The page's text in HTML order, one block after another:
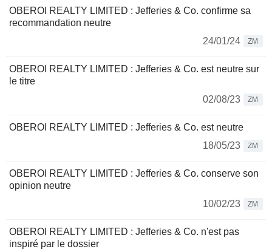
OBEROI REALTY LIMITED : Jefferies & Co. confirme sa
recommandation neutre
24/01/24
ZM
OBEROI REALTY LIMITED : Jefferies & Co. est neutre sur
le titre
02/08/23
ZM
OBEROI REALTY LIMITED : Jefferies & Co. est neutre
18/05/23
ZM
OBEROI REALTY LIMITED : Jefferies & Co. conserve son
opinion neutre
10/02/23
ZM
OBEROI REALTY LIMITED : Jefferies & Co. n'est pas
inspiré par le dossier